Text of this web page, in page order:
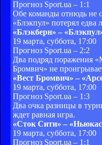
Прогноз Sport.ua – 1:1
Обе команды отнюдь не
«Блэкпул» потерял едва
«Блэкберн» –
19 марта, суббота, 17:00
Прогноз Sport.ua – 2:2
Два подряд поражения
Бромвич» не
«Вест Бромвич» –
19 марта, суббота, 17:00
Прогноз Sport.ua – 1:3
Два очка разницы в
ждет равная игра.
«Сток Сити» –
19 марта, суббота, 17:00
Прогноз Sport.ua – 1:1